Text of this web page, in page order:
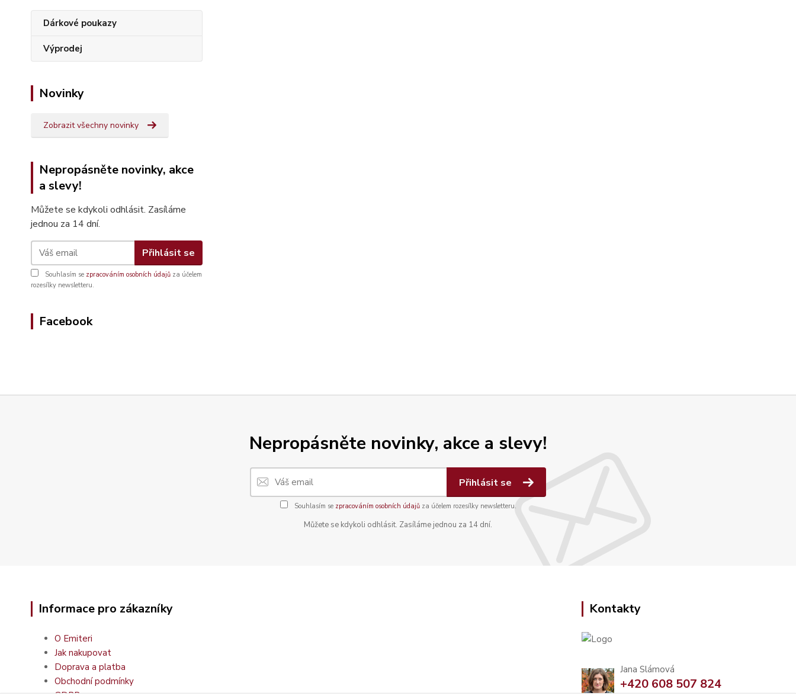
Dárkové poukazy
Výprodej
Novinky
Zobrazit všechny novinky
Nepropásněte novinky, akce
a slevy!
Můžete se kdykoli odhlásit. Zasíláme
jednou za 14 dní.
Přihlásit se
Souhlasím se zpracováním osobních údajů za účelem
rozesílky newsletteru.
Facebook
Nepropásněte novinky, akce a slevy!
Přihlásit se
Souhlasím se zpracováním osobních údajůza účelem rozesílky newsletteru.
Můžete se kdykoli odhlásit. Zasíláme jednou za 14 dní.
Informace pro zákazníky
O Emiteri
Jak nakupovat
Doprava a platba
Obchodní podmínky
Kontakty
Jana Slámová
+420 608 507 824